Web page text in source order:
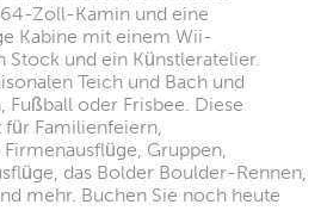
Zoll-Kamin und eine
Kabine mit einem Wii-
und ein Künstleratelier.
Teich und Bach und
Fußball oder Frisbee. Diese
Familienfeiern,
Gruppen,
das Bolder Boulder-Rennen,
mehr. Buchen Sie noch heute